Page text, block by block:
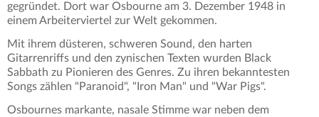
gegründet. Dort war Osbourne am 3. Dezember 1948 in
einem Arbeiterviertel zur Welt gekommen.
Mit ihrem düsteren, schweren Sound, den harten
Gitarrenriffs und den zynischen Texten wurden Black
Sabbath zu Pionieren des Genres. Zu ihren bekanntesten
Songs zählen "Paranoid", "Iron Man" und "War Pigs".
Osbournes markante, nasale Stimme war neben dem